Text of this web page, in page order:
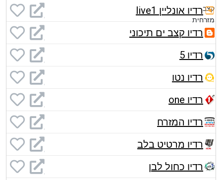
רדיו אונליין live1
רדיו קצב ים תיכוני
רדיו 5
רדיו נטו
רדיו one
רדיו המזרח
רדיו מרטיט בלב
רדיו כחול לבן